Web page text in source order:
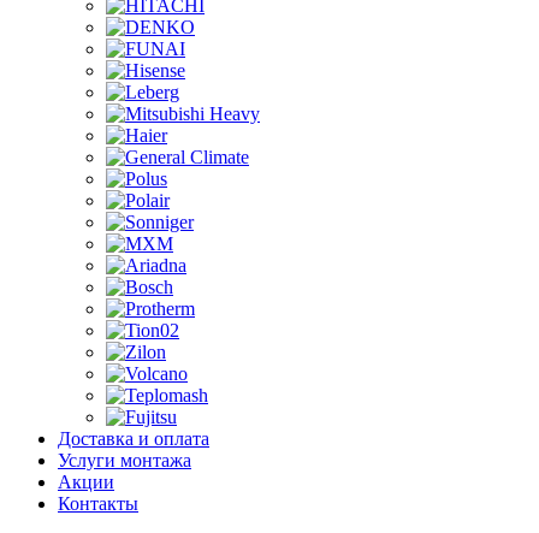
Доставка и оплата
Услуги монтажа
Акции
Контакты